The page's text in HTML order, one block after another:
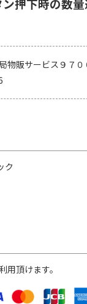
物販サービス９７０
ク
用頂けます。